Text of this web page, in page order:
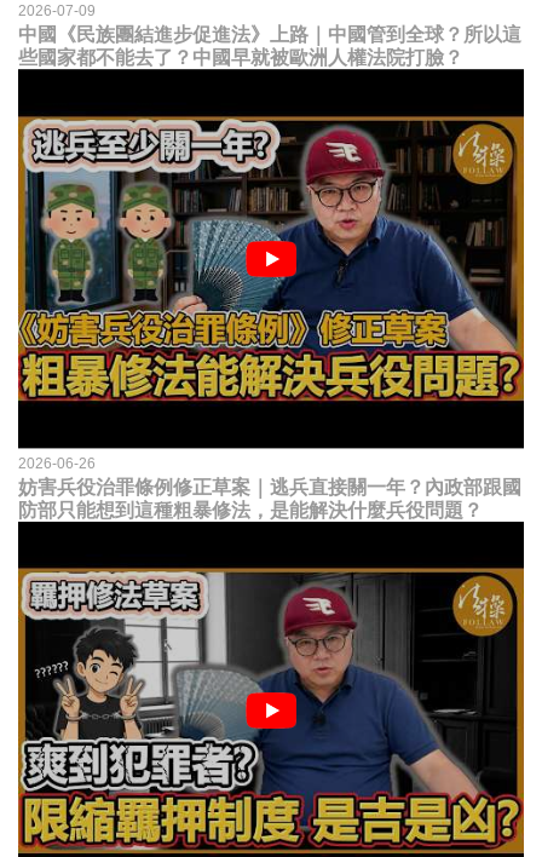
2026-07-09
中國《民族團結進步促進法》上路｜中國管到全球？所以這
些國家都不能去了？中國早就被歐洲人權法院打臉？
2026-06-26
妨害兵役治罪條例修正草案｜逃兵直接關一年？內政部跟國
防部只能想到這種粗暴修法，是能解決什麼兵役問題？